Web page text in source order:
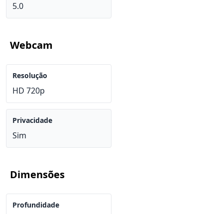
5.0
Webcam
Resolução
HD 720p
Privacidade
Sim
Dimensões
Profundidade